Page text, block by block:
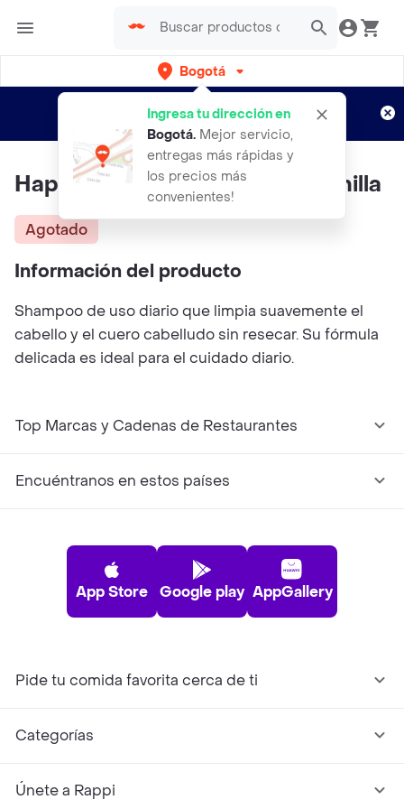
Bogotá
Ingresa tu dirección en
Bogotá. Mejor servicio,
entregas más rápidas y
los precios más
convenientes!
envíos gratis por semanas
Aplican TyC
Happy & Soft Shampoo Manzanilla
Agotado
Información del producto
Shampoo de uso diario que limpia suavemente el
cabello y el cuero cabelludo sin resecar. Su fórmula
delicada es ideal para el cuidado diario.
Top Marcas y Cadenas de Restaurantes
Encuéntranos en estos países
App Store Google play AppGallery
Pide tu comida favorita cerca de ti
Categorías
Únete a Rappi